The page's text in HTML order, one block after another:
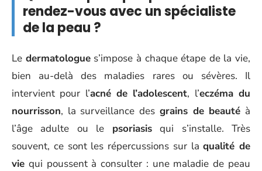
rendez-vous avec un spécialiste
de la peau ?
Le dermatologues’impose à chaque étape de la vie,
bien au-delà des maladies rares ou sévères. Il
intervient pour l’acné de l’adolescent, l’eczéma du
nourrisson, la surveillance des grains de beauté à
l’âge adulte ou le psoriasisqui s’installe. Très
souvent, ce sont les répercussions sur laqualité de
vie qui poussent à consulter : une maladie de peau